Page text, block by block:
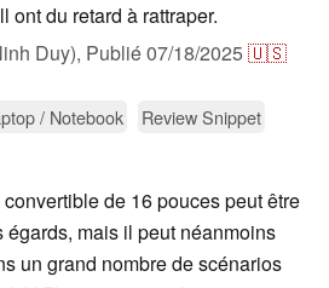
ont du retard à rattraper.
Duy), Publié07/18/2025🇺🇸
/ Notebook
Review Snippet
de 16 pouces peut être
mais il peut néanmoins
un grand nombre de scénarios